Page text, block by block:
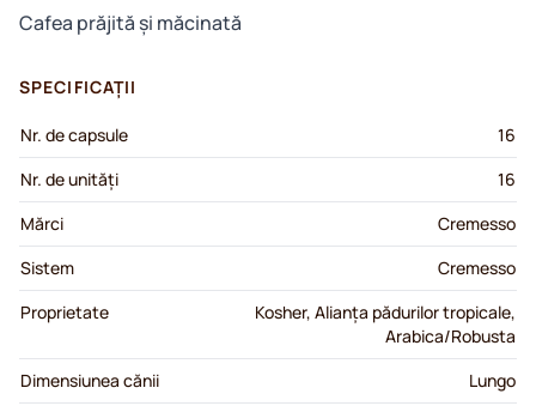
Cafea prăjită și măcinată
SPECIFICAȚII
Nr. de capsule
16
Nr. de unități
16
Mărci
Cremesso
Sistem
Cremesso
Proprietate
Kosher, Alianța pădurilor tropicale,
Arabica/Robusta
Dimensiunea cănii
Lungo